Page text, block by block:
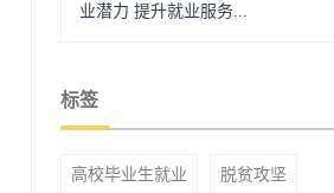
业潜力 提升就业服务...
标签
高校毕业生就业 脱贫攻坚